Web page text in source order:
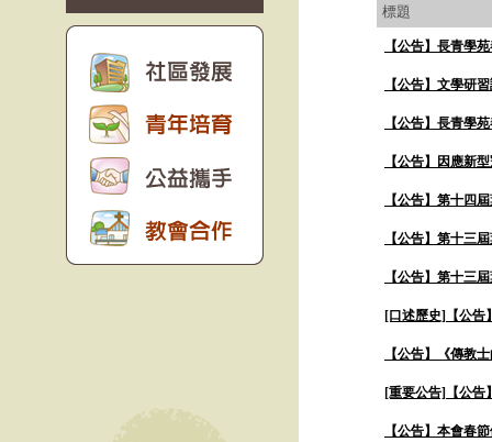
標題
【公告】長青學
【公告】文學研
【公告】長青學
【公告】因應新
【公告】第十四
【公告】第十三
【公告】第十三
[口述歷史] 【公
【公告】《傳教
[重要公告] 【公
【公告】本會春